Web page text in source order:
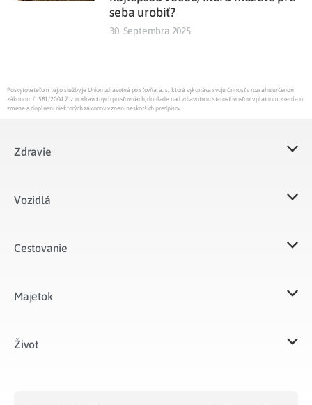
seba urobiť?
30. Septembra 2025
Poskytovateľom tejto služby je Union zdravotná poisťovňa, a. s., ktorá vykonáva svoju činnosť v rozsahu určenom
zákonom č. 581/2004 Z.z. o zdravotných poisťovniach, dohľade nad zdravotnou starostlivosťou v platnom znení a o
zmene a doplnení niektorých zákonov v znení neskorších predpisov.
Zdravie
Vozidlá​
Cestovanie
Majetok​
Život​